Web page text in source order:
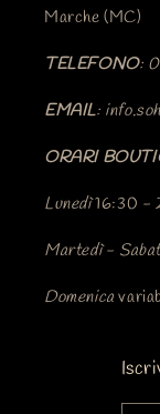
Marche (MC)
TELEFONO:
EMAIL:
ORARI
Lunedì16:30 -
Martedì-
Domenica